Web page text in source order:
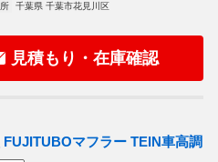
千葉県 千葉市花見川区
見積もり・在庫確認
マフラー TEIN車高調